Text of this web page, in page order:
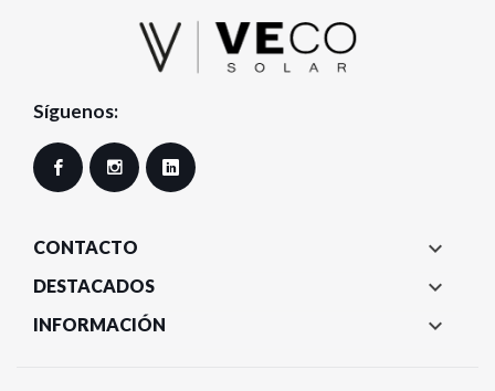
Síguenos:
Facebook Instagram
CONTACTO 
DESTACADOS 
INFORMACIÓN 